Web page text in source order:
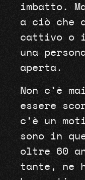
imbatto.
a ciò che
cattivo o
una
aperta.
Non c’è
essere
c’è un
sono in
oltre 60
tante, ne